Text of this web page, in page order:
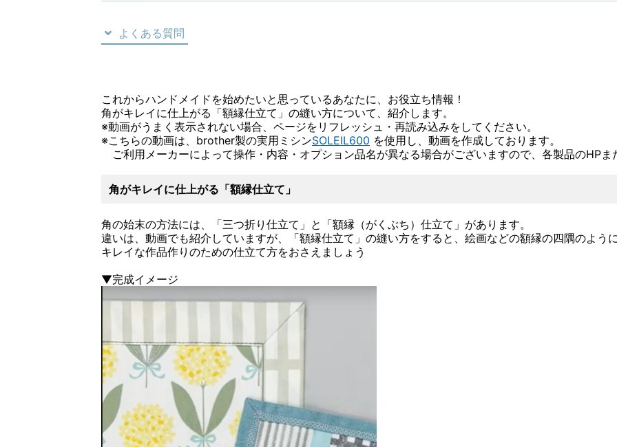
よくある質問
これからハンドメイドを始めたいと思っているあなたに、お役立ち情報！
角がキレイに仕上がる「額縁仕立て」の縫い方について、紹介します。
※動画がうまく表示されない場合、ページをリフレッシュ・再読み込みをしてください。
※こちらの動画は、brother製の実用ミシンSOLEIL600 を使用し、動画を作成しております。
ご利用メーカーによって操作・内容・オプション品名が異なる場合がございますので、各製品のHPま
角がキレイに仕上がる「額縁仕立て」
角の始末の方法には、「三つ折り仕立て」と「額縁（がくぶち）仕立て」があります。
違いは、動画でも紹介していますが、「額縁仕立て」の縫い方をすると、絵画などの額縁の四隅のよう
キレイな作品作りのための仕立て方をおさえましょう
▼完成イメージ